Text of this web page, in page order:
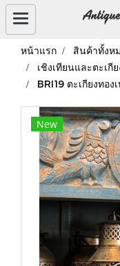
หน้าแรก สินค้าทั้งห
เชิงเทียนและตะเกี
BRI19 ตะเกียงทอง
New